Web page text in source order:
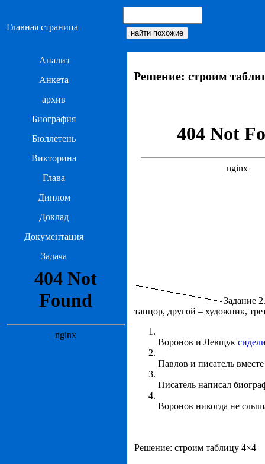
Главная страница
Анализ
Анкета
архив
Биография
Бюллетень
Викторина
Глава
Диплом
Доклад
Документация
Задача
Решение: строим
Задание
танцор, другой – художник,
Воронов и Левщук
Павлов и писатель
Писатель написал
Воронов никогда не
Решение: строим таблицу 4×4